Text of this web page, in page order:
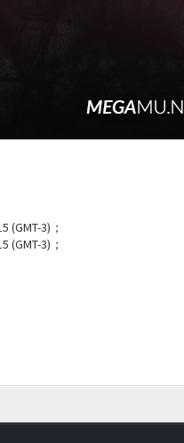
(GMT-3)；
(GMT-3)；